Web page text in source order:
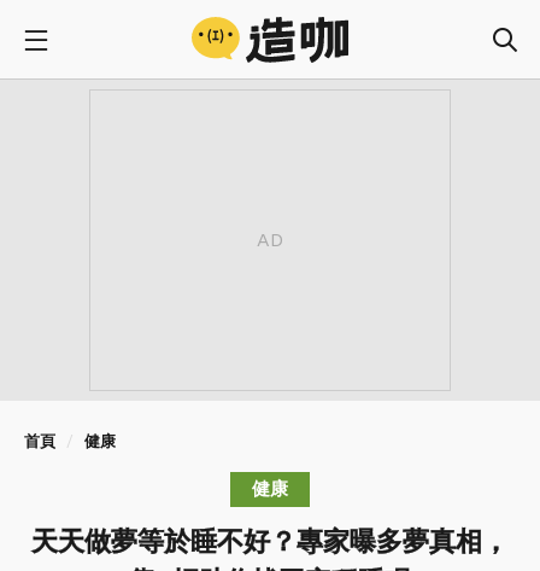
首頁 健康
健康
天天做夢等於睡不好？專家曝多夢真相，